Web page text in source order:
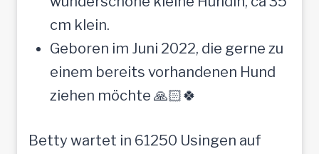
cm klein.
Geboren im Juni 2022, die gerne zu
einem bereits vorhandenen Hund
ziehen möchte 🙏🏻🍀
Betty wartet in 61250 Usingen auf